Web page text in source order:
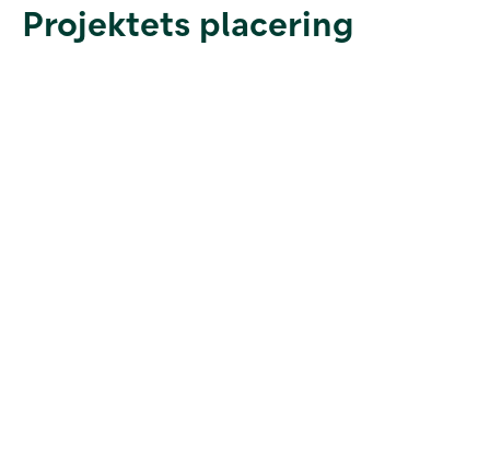
Projektets placering